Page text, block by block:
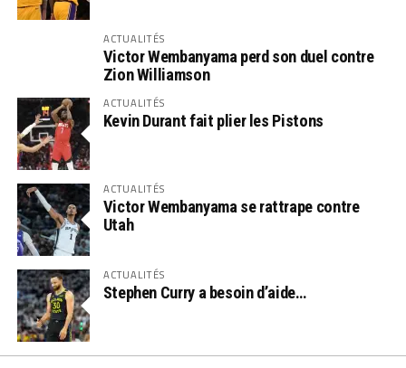
ACTUALITÉS
Victor Wembanyama perd son duel contre
Zion Williamson
ACTUALITÉS
Kevin Durant fait plier les Pistons
ACTUALITÉS
Victor Wembanyama se rattrape contre
Utah
ACTUALITÉS
Stephen Curry a besoin d’aide…